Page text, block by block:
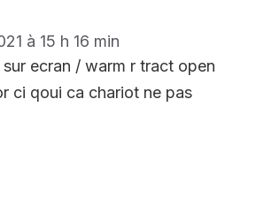
à 15 h 16 min
sur ecran / warm r tract open
ci qoui ca chariot ne pas